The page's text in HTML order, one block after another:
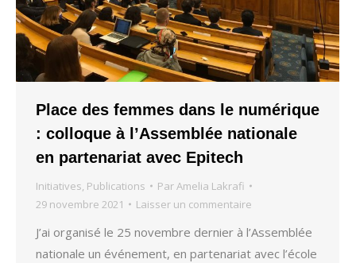
Place des femmes dans le numérique
: colloque à l’Assemblée nationale
en partenariat avec Epitech
Initiatives Publications Par Amelia Lakrafi
29 novembre 2021
Laisser un commentaire
J’ai organisé le 25 novembre dernier à l’Assemblée
nationale un événement, en partenariat avec l’école